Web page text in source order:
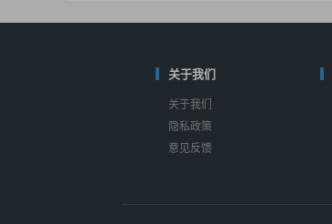
相同功能 相似度 50%
TC4052BFT (东芝-Toshiba)
相似度 50%
关于我们
关于我们
隐私政策
意见反馈